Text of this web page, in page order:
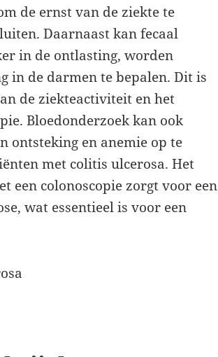
de ernst van de ziekte te
Daarnaast kan fecaal
in de ontlasting, worden
in de darmen te bepalen. Dit is
de ziekteactiviteit en het
Bloedonderzoek kan ook
ontsteking en anemie op te
met colitis ulcerosa. Het
een colonoscopie zorgt voor een
wat essentieel is voor een